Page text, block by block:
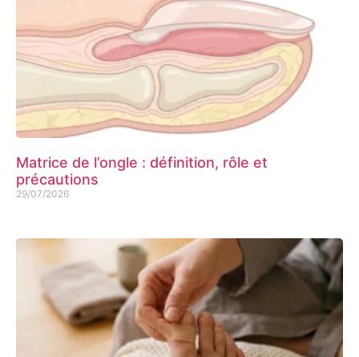
Matrice de l’ongle : définition, rôle et
précautions
29/07/2026